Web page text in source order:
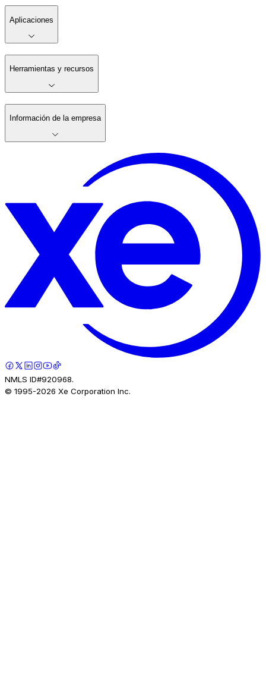
Aplicaciones
Herramientas y recursos
Información de la empresa
NMLS ID#920968.
© 1995-2026 Xe Corporation Inc.